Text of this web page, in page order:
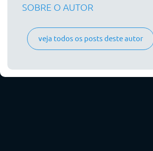
SOBRE O AUTOR
veja todos os posts deste autor